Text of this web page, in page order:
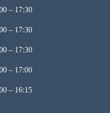
– 17:30
– 17:30
– 17:30
– 17:00
– 16:15